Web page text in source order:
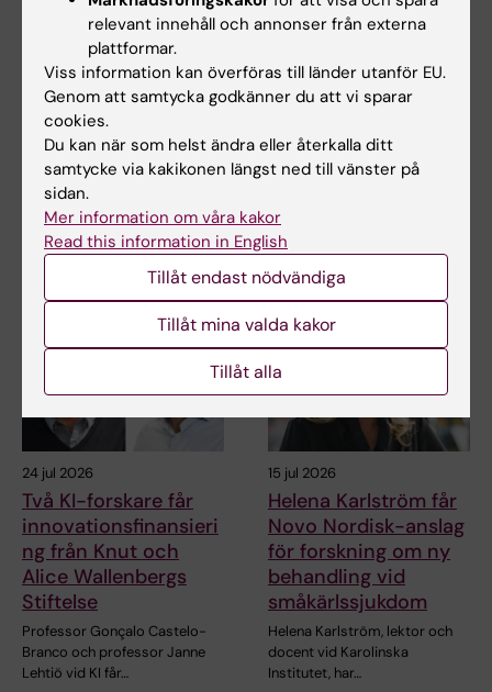
5 aug 2026
Hög följsamhet trots
täta kontroller av
barn med ärftlig
cancerrisk
Barn med en ärftlig variant i
genen TP53 följer i hög grad
rekommenderade…
27 jul 2026
Juliette Foucher
internationellt ALS-
anslag
vid institutionen för klinisk
neurovetenskap…
24 jul 2026
Två KI-forskare får
innovationsfinansieri
ng från Knut och
Alice Wallenbergs
Stiftelse
Professor Gonçalo Castelo-
Branco och professor Janne
Lehtiö vid KI får…
15 jul 2026
Helena Karlström får
Novo Nordisk-anslag
för forskning om ny
behandling vid
småkärlssjukdom
Helena Karlström, lektor och
docent vid Karolinska
Institutet, har…
relevant innehåll och annonser från externa
plattformar.
Viss information kan överföras till länder utanför EU.
Genom att samtycka godkänner du att vi sparar
cookies.
Du kan när som helst ändra eller återkalla ditt
samtycke via kakikonen längst ned till vänster på
sidan.
Mer information om våra kakor
Read this information in English
Tillåt endast nödvändiga
Tillåt mina valda kakor
Tillåt alla